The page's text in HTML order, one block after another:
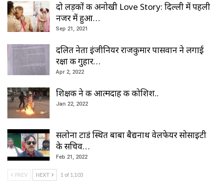
दो लड़कों की अनोखी Love Story: दिल्ली में पहली
नजर में हुआ…
Sep 21, 2021
दलित नेता इंजीनियर राजकुमार पासवान ने लगाई
रक्षा की गुहार…
Apr 2, 2022
शिक्षक ने की आत्मदाह की कोशिश..
Jan 22, 2022
सलोना टाडं स्थित बाबा बैद्यनाथ वेलफेयर सोसाइटी
के सचिव…
Feb 21, 2022
PREV NEXT 1 of 1,103